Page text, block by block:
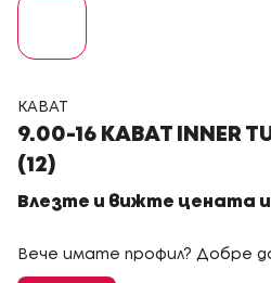
KABAT
9.00-16 KABAT INNER
(12)
Влезте и вижте цената
Вече имате профил? Добре